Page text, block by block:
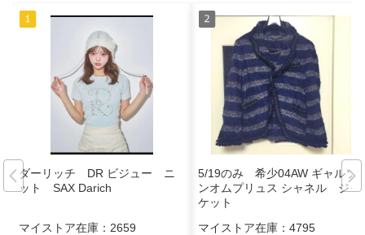
ダーリッチ DR ビジュー ニ
ット SAX Darich
マイストア在庫： 2659
5/19のみ 希少04AW ギャルソ
ンオムプリュス シャネル ジャ
ケット
マイストア在庫： 4795